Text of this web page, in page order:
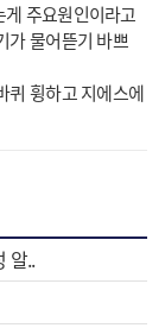
주요원인이라고
가 물어뜯기 바쁘
퀴 휭하고 지에스에
알..